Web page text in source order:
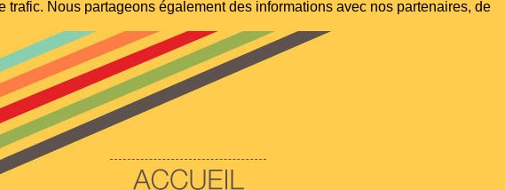
Nous partageons également des informations avec nos partenaires, de